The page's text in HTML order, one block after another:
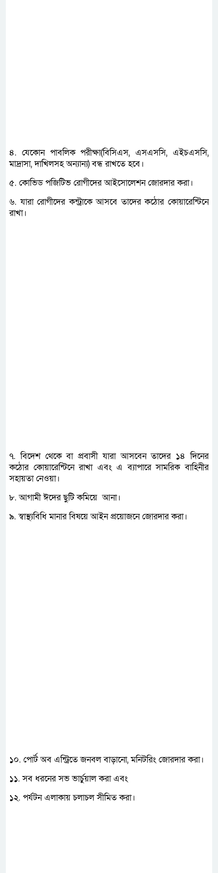
৪. যেকোন পাবলিক পরীক্ষা(বিসিএস, এসএসসি, এইচএসসি,
মাদ্রাসা, দাখিলসহ অন্যান্য) বন্ধ রাখতে হবে।
৫. কোভিড পজিটিভ রোগীদের আইসোলেশন জোরদার করা।
৬. যারা রোগীদের কন্ট্রাকে আসবে তাদের কঠোর কোয়ারেন্টিনে
রাখা।
৭. বিদেশ থেকে বা প্রবাসী যারা আসবেন তাদের ১৪ দিনের
কঠোর কোয়ারেন্টিনে রাখা এবং এ ব্যাপারে সামরিক বাহিনীর
সহায়তা নেওয়া।
৮. আগামী ঈদের ছুটি কমিয়ে আনা।
৯. স্বাস্থ্যবিধি মানার বিষয়ে আইন প্রয়োজনে জোরদার করা।
১০. পোর্ট অব এন্ট্রিতে জনবল বাড়ানো, মনিটরিং জোরদার করা।
১১. সব ধরনের সভ ভার্চুয়াল করা এবং
১২. পর্যটন এলাকায় চলাচল সীমিত করা।